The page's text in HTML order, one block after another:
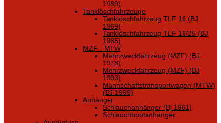
1989)
Tanklöschfahrzeuge
Tanklöschfahrzeug TLF 16 (BJ
1969)
Tanklöschfahrzeug TLF 16/25 (BJ
1985)
MZF - MTW
Mehrzweckfahrzeug (MZF) (BJ
1978)
Mehrzweckfahrzeug (MZF) (BJ
1993)
Mannschaftstransportwagen (MTW)
(BJ 1999)
Anhänger
Schlauchanhänger (Bj 1961)
Schlauchbootanhänger